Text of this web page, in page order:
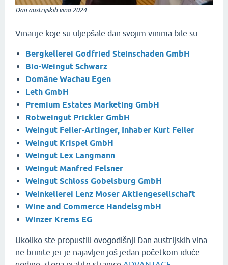
Dan austrijskih vina 2024
Vinarije koje su uljepšale dan svojim vinima bile su:
Bergkellerei Godfried Steinschaden GmbH
Bio-Weingut Schwarz
Domäne Wachau Egen
Leth GmbH
Premium Estates Marketing GmbH
Rotweingut Prickler GmbH
Weingut Feiler-Artinger, Inhaber Kurt Feiler
Weingut Krispel GmbH
Weingut Lex Langmann
Weingut Manfred Felsner
Weingut Schloss Gobelsburg GmbH
Weinkellerei Lenz Moser Aktiengesellschaft
Wine and Commerce HandelsgmbH
Winzer Krems EG
Ukoliko ste propustili ovogodišnji Dan austrijskih vina -
ne brinite jer je najavljen još jedan početkom iduće